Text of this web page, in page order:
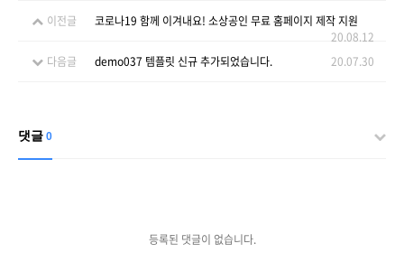
이전글
코로나19 함께 이겨내요! 소상공인 무료 홈페이지 제작 지원
20.08.12
다음글
demo037 템플릿 신규 추가되었습니다. 20.07.30
댓글 0
등록된 댓글이 없습니다.